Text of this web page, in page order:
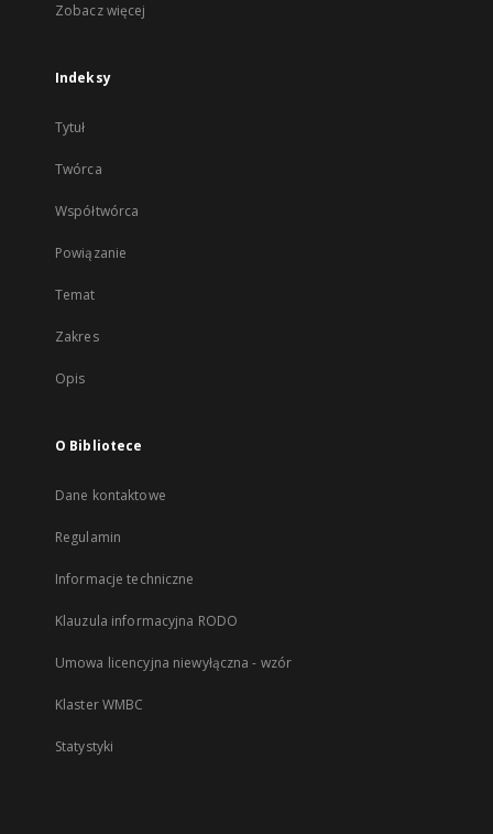
Zobacz więcej
Indeksy
Tytuł
Twórca
Współtwórca
Powiązanie
Temat
Zakres
Opis
O Bibliotece
Dane kontaktowe
Regulamin
Informacje techniczne
Klauzula informacyjna RODO
Umowa licencyjna niewyłączna - wzór
Klaster WMBC
Statystyki